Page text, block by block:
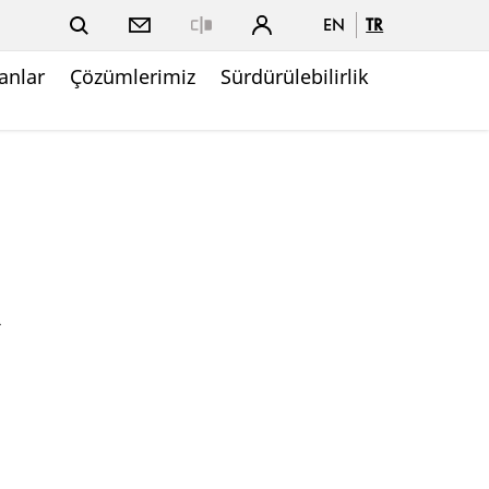
EN TR
Çözümlerimiz
Sürdürülebilirlik